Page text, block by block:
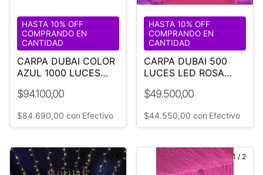
CARPA DUBAI COLOR
AZUL 1000 LUCES
$94.100,00
HASTA 10% OFF
COMPRANDO EN
CANTIDAD
$84.690,00 con Efectivo
CARPA DUBAI 500
LUCES LED ROSA
$49.500,00
HASTA 10% OFF
COMPRANDO EN
CANTIDAD
$44.550,00 con Efectivo
1 / 7 1 / 2